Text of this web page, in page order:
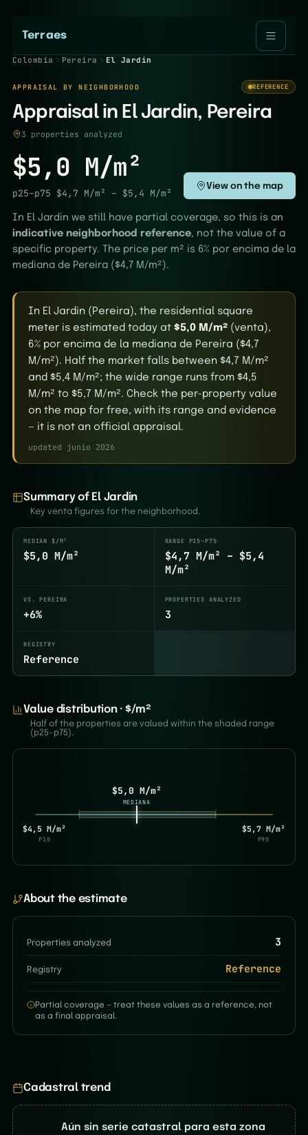
Terraes
Colombia Pereira El Jardin
APPRAISAL BY NEIGHBORHOOD REFERENCE
Appraisal in El Jardin, Pereira
3 properties analyzed
$5,0 M/m²
p25–p75 $4,7 M/m² – $5,4 M/m²
View on the map
In El Jardin we still have partial coverage, so this is an
indicative neighborhood reference, not the value of a
specific property. The price per m² is 6% por encima de la
mediana de Pereira ($4,7 M/m²).
In El Jardin (Pereira), the residential square
meter is estimated today at $5,0 M/m² (venta),
6% por encima de la mediana de Pereira ($4,7
M/m²). Half the market falls between $4,7 M/m²
and $5,4 M/m²; the wide range runs from $4,5
M/m² to $5,7 M/m². Check the per-property value
on the map for free, with its range and evidence
— it is not an official appraisal.
updated junio 2026
Summary of El Jardin
Key venta figures for the neighborhood.
MEDIAN $/M²
$5,0 M/m²
RANGE P25–P75
$4,7 M/m² – $5,4
M/m²
VS. PEREIRA
+6%
PROPERTIES ANALYZED
3
REGISTRY
Reference
Value distribution · $/m²
Half of the properties are valued within the shaded range
(p25–p75).
$4,5 M/m²
P10
$5,0 M/m²
MEDIANA
$5,7 M/m²
P90
About the estimate
Properties analyzed 3
Registry Reference
Partial coverage — treat these values as a reference, not
as a final appraisal.
Cadastral trend
Aún sin serie catastral para esta zona